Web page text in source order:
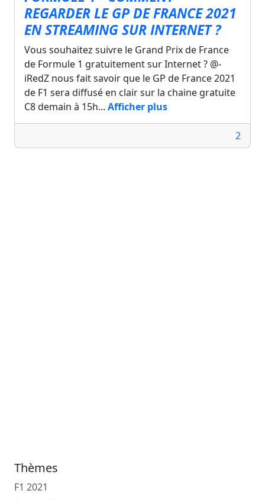
REGARDER LE GP DE FRANCE 2021
EN STREAMING SUR INTERNET ?
Vous souhaitez suivre le Grand Prix de France
de Formule 1 gratuitement sur Internet ? @-
iRedZ nous fait savoir que le GP de France 2021
de F1 sera diffusé en clair sur la chaine gratuite
C8 demain à 15h... Afficher plus
2
Thèmes
F1 2021